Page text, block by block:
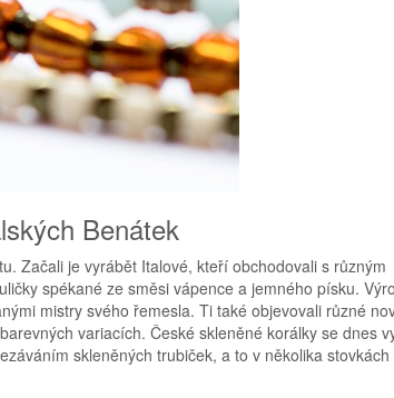
Benátek
Začali je vyrábět Italové, kteří obchodovali s různým
spékané ze směsi vápence a jemného písku.
mistry svého řemesla. Ti také objevovali různé
variacích. České skleněné korálky se dnes
skleněných trubiček, a to v několika stovkách